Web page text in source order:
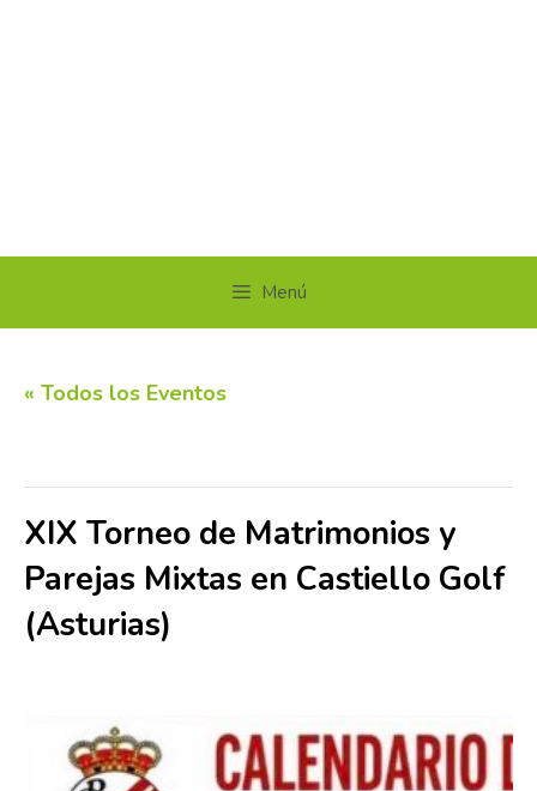
Menú
« Todos los Eventos
XIX Torneo de Matrimonios y
Parejas Mixtas en Castiello Golf
(Asturias)